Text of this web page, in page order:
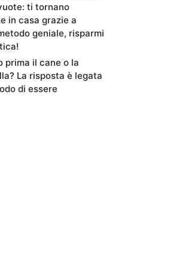
ti tornano
in casa grazie a
geniale, risparmi
prima il cane o la
La risposta è legata
di essere